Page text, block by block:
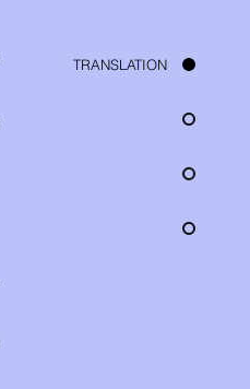
TRANSLATION